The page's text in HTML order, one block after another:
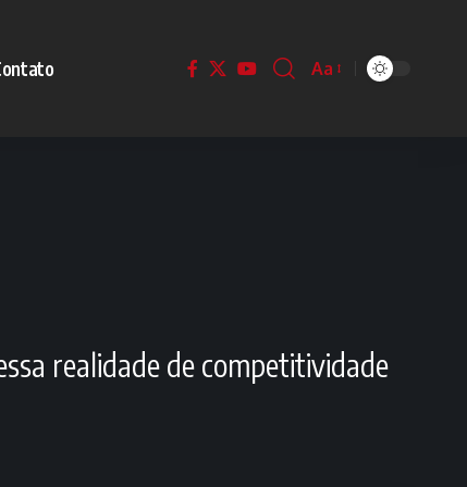
Aa
realidade de competitividade